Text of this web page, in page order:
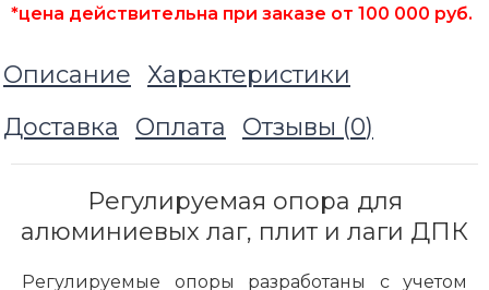
*цена действительна при заказе от 100 000 руб.
Описание Характеристики
Доставка
Оплата Отзывы (0)
Регулируемая опора для
алюминиевых лаг, плит и лаги ДПК
Регулируемые опоры разработаны с учетом